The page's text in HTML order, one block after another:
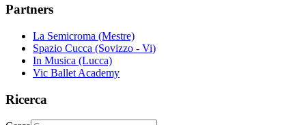
Partners
La Semicroma (Mestre)
Spazio Cucca (Sovizzo - Vi)
In Musica (Lucca)
Vic Ballet Academy
Ricerca